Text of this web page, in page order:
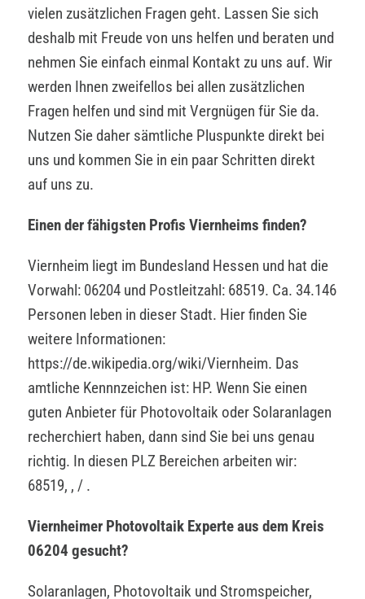
vielen zusätzlichen Fragen geht. Lassen Sie sich
deshalb mit Freude von uns helfen und beraten und
nehmen Sie einfach einmal Kontakt zu uns auf. Wir
werden Ihnen zweifellos bei allen zusätzlichen
Fragen helfen und sind mit Vergnügen für Sie da.
Nutzen Sie daher sämtliche Pluspunkte direkt bei
uns und kommen Sie in ein paar Schritten direkt
auf uns zu.
Einen der fähigsten Profis Viernheims finden?
Viernheim liegt im Bundesland Hessen und hat die
Vorwahl: 06204 und Postleitzahl: 68519. Ca. 34.146
Personen leben in dieser Stadt. Hier finden Sie
weitere Informationen:
https://de.wikipedia.org/wiki/Viernheim. Das
amtliche Kennnzeichen ist: HP. Wenn Sie einen
guten Anbieter für Photovoltaik oder Solaranlagen
recherchiert haben, dann sind Sie bei uns genau
richtig. In diesen PLZ Bereichen arbeiten wir:
68519, , / .
Viernheimer Photovoltaik Experte aus dem Kreis
06204 gesucht?
Solaranlagen, Photovoltaik und Stromspeicher,